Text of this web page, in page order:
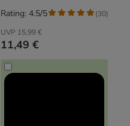
UVP 15,99 €
11,49 €
Rating: 4.5/5 (30)